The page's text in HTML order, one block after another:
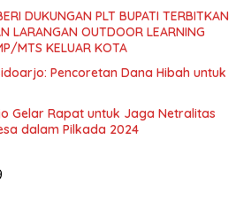
DUKUNGAN PLT BUPATI TERBITKAN
LARANGAN OUTDOOR LEARNING
MTS KELUAR KOTA
Pencoretan Dana Hibah untuk
Gelar Rapat untuk Jaga Netralitas
dalam Pilkada 2024